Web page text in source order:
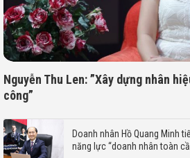
Nguyễn Thu Len: ”Xây dựng nhân
công”
Doanh nhân Hồ Quang Minh
năng lực “doanh nhân toàn